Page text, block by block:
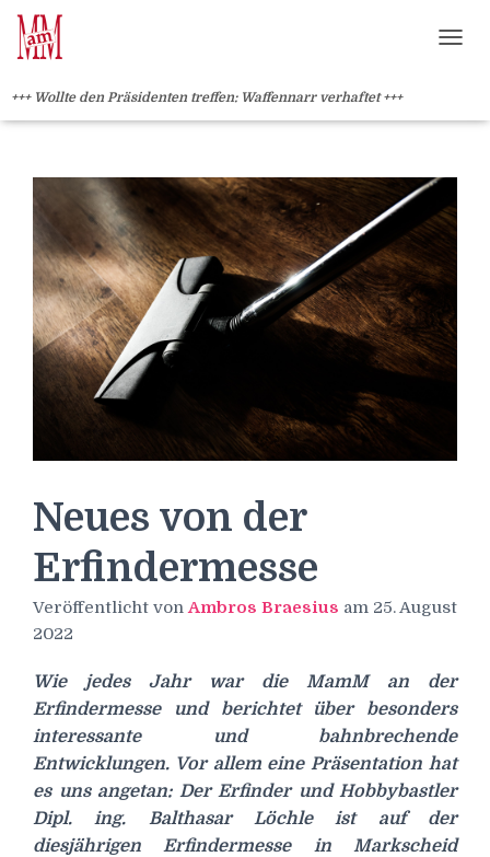
Weiterlesen" />
+++ Wollte den Präsidenten treffen: Waffennarr verhaftet +++
Neues von der
Erfindermesse
Veröffentlicht vonAmbros Braesius am 25. August
2022
Wie jedes Jahr war die MamM an der
Erfindermesse und berichtet über besonders
interessante und bahnbrechende
Entwicklungen. Vor allem eine Präsentation hat
es uns angetan: Der Erfinder und Hobbybastler
Dipl. ing. Balthasar Löchle ist auf der
diesjährigen Erfindermesse in Markscheid